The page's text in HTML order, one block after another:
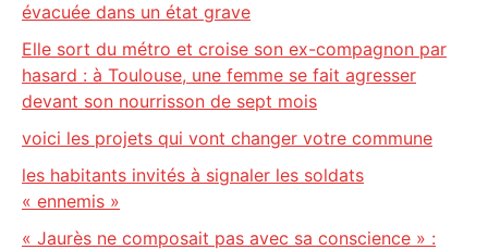
évacuée dans un état grave
Elle sort du métro et croise son ex-compagnon par
hasard : à Toulouse, une femme se fait agresser
devant son nourrisson de sept mois
voici les projets qui vont changer votre commune
les habitants invités à signaler les soldats
« ennemis »
« Jaurès ne composait pas avec sa conscience » :